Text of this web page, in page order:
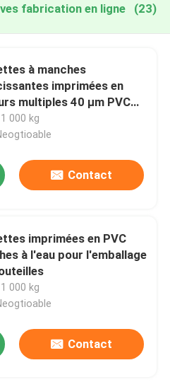
fabrication en ligne (23)
à manches
imprimées en
multiples 40 μm PVC
rétrécissantes
000 kg
Contact
imprimées en PVC
à l'eau pour l'emballage
000 kg
Contact